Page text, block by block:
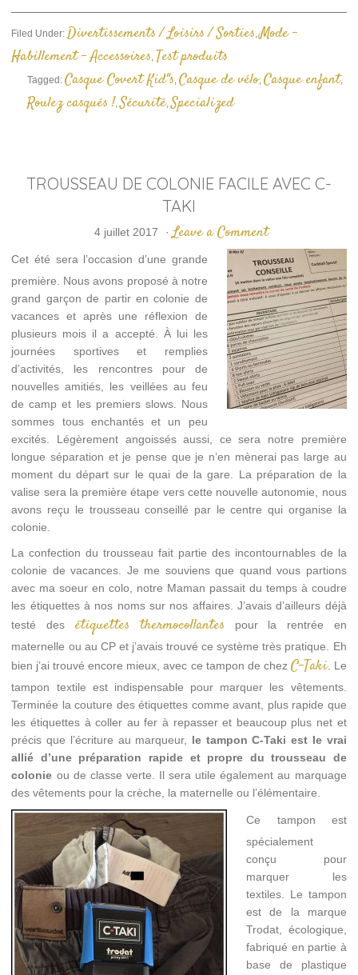
Filed Under: Divertissements / Loisirs / Sorties,Mode -
Habillement - Accessoires, Test produits
Tagged:Casque Covert Kid"s,Casque de vélo,Casque enfant,
Roulez casqués !,Sécurité,Specialized
TROUSSEAU DE COLONIE FACILE AVEC C-
TAKI
4 juillet 2017 · Leave a Comment
Cet été sera l’occasion d’une grande
première. Nous avons proposé à notre
grand garçon de partir en colonie de
vacances et après une réflexion de
plusieurs mois il a accepté. À lui les
journées sportives et remplies
d’activités, les rencontres pour de
nouvelles amitiés, les veillées au feu
de camp et les premiers slows. Nous
sommes tous enchantés et un peu
excités. Légèrement angoissés aussi, ce sera notre première
longue séparation et je pense que je n’en mènerai pas large au
moment du départ sur le quai de la gare. La préparation de la
valise sera la première étape vers cette nouvelle autonomie, nous
avons reçu le trousseau conseillé par le centre qui organise la
colonie.
La confection du trousseau fait partie des incontournables de la
colonie de vacances. Je me souviens que quand vous partions
avec ma soeur en colo, notre Maman passait du temps à coudre
les étiquettes à nos noms sur nos affaires. J’avais d’ailleurs déjà
testé des étiquettes thermocollantes pour la rentrée en
maternelle ou au CP et j’avais trouvé ce système très pratique. Eh
bien j’ai trouvé encore mieux, avec ce tampon de chez C-Taki. Le
tampon textile est indispensable pour marquer les vêtements.
Terminée la couture des étiquettes comme avant, plus rapide que
les étiquettes à coller au fer à repasser et beaucoup plus net et
précis que l’écriture au marqueur, le tampon C-Taki est le vrai
allié d’une préparation rapide et propre du trousseau de
colonie ou de classe verte. Il sera utile également au marquage
des vêtements pour la crèche, la maternelle ou l’élémentaire.
Ce tampon est
spécialement
conçu pour
marquer les
textiles. Le tampon
est de la marque
Trodat, écologique,
fabriqué en partie à
base de plastique